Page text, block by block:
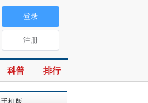
科普 排行
登录
注册